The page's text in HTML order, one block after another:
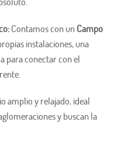
Contamos con un Campo
instalaciones, una
para conectar con el
amplio y relajado, ideal
y buscan la